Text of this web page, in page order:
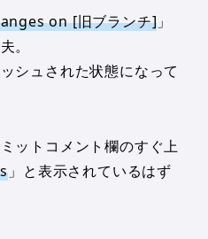
on [旧ブランチ] 」
。
シュされた状態になって
ットコメント欄のすぐ上
」と表示されているはず